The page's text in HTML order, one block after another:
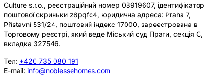
Culture s.r.o., реєстраційний номер 08919607, ідентифікатор
поштової скриньки z8pqfc4, юридична адреса: Praha 7,
Přístavní 531/24, поштовий індекс 17000, зареєстрована в
Торговому реєстрі, який веде Міський суд Праги, секція C,
вкладка 327546.
Тел: +420 735 080 191
E-mail: info@noblessehomes.com